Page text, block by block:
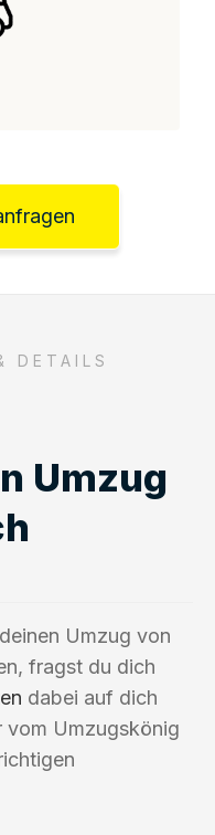
DETAILS
Umzug
Umzug von
fragst du dich
dabei auf dich
vom Umzugskönig